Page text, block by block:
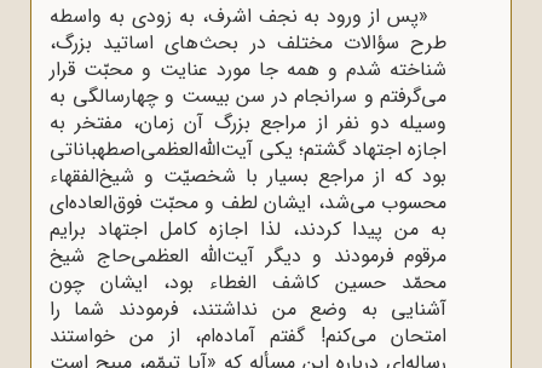
«پس از ورود به نجف اشرف، به زودى به واسطه
طرح سؤالات مختلف در بحث‌هاى اساتید بزرگ،
شناخته شدم و همه جا مورد عنایت و محبّت قرار
مى‌گرفتم و سرانجام در سن بیست و چهارسالگى به
وسیله دو نفر از مراجع بزرگ آن زمان، مفتخر به
اجازه اجتهاد گشتم؛ یکى آیت‌الله‌العظمى‌اصطهباناتى
بود که از مراجع بسیار با شخصیّت و شیخ‌الفقهاء
محسوب مى‌شد، ایشان لطف و محبّت فوق‌العاده‌اى
به من پیدا کردند، لذا اجازه کامل اجتهاد برایم
مرقوم فرمودند و دیگر آیت‌الله العظمى‌حاج شیخ
محمّد حسین کاشف الغطاء بود، ایشان چون
آشنایى به وضع من نداشتند، فرمودند شما را
امتحان مى‌کنم! گفتم آماده‌ام، از من خواستند